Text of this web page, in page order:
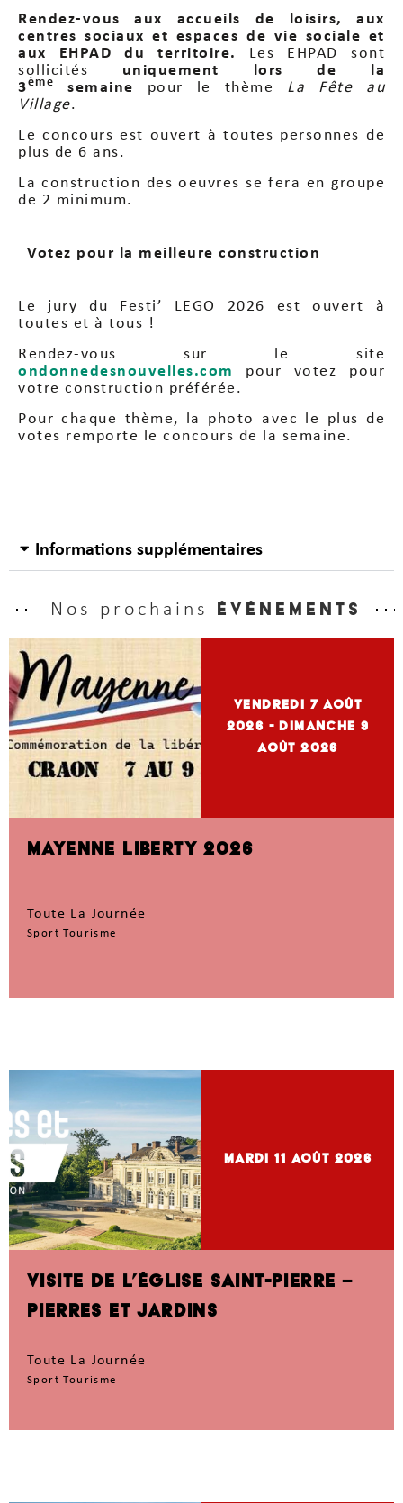
Rendez-vous aux accueils de loisirs, aux
centres sociaux et espaces de vie sociale et
aux EHPAD du territoire. Les EHPAD sont
sollicités uniquement lors de la
3ème semaine pour le thème La Fête au
Village.
Le concours est ouvert à toutes personnes de
plus de 6 ans.
La construction des oeuvres se fera en groupe
de 2 minimum.
Votez pour la meilleure construction
Le jury du Festi’ LEGO 2026 est ouvert à
toutes et à tous !
Rendez-vous sur le site
ondonnedesnouvelles.com
pour votez pour
votre construction préférée.
Pour chaque thème, la photo avec le plus de
votes remporte le concours de la semaine.
Informations supplémentaires
Nos prochains événements
vendredi 7Août
2026 - dimanche 9
Août 2026
MAYENNE LIBERTY 2026
Toute La Journée
Sport Tourisme
mardi 11 Août 2026
VISITE DE L’ÉGLISE SAINT-PIERRE –
PIERRES ET JARDINS
Toute La Journée
Sport Tourisme